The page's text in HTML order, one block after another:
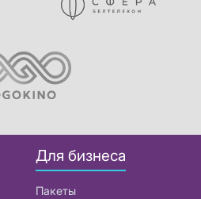
Для бизнеса
Пакеты